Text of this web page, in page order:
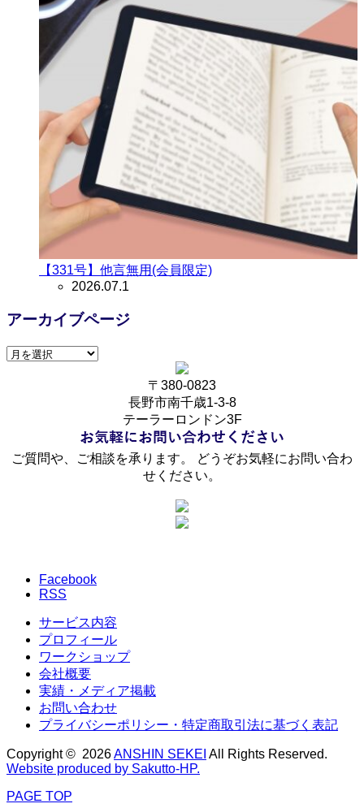
【331号】他言無用(会員限定)
2026.07.1
アーカイブページ
〒380-0823
長野市南千歳1-3-8
テーラーロンドン3F
ご質問や、ご相談を承ります。 どうぞお気軽にお問い合わ
せください。
Facebook
RSS
サービス内容
プロフィール
ワークショップ
会社概要
実績・メディア掲載
お問い合わせ
プライバシーポリシー・特定商取引法に基づく表記
Copyright © 2026ANSHIN SEKEI All Rights Reserved.
Website produced by Sakutto-HP.
PAGE TOP